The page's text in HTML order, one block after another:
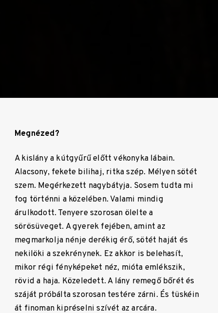
Megnézed?
A kislány a kútgyűrű előtt vékonyka lábain.
Alacsony, fekete bilihaj, ritka szép. Mélyen sötét
szem. Megérkezett nagybátyja. Sosem tudta mi
fog történni a közelében. Valami mindig
árulkodott. Tenyere szorosan ölelte a
sörösüveget. A gyerek fejében, amint az
megmarkolja nénje derékig érő, sötét haját és
nekilöki a szekrénynek. Ez akkor is belehasít,
mikor régi fényképeket néz, mióta emlékszik,
rövid a haja. Közeledett. A lány remegő bőrét és
száját próbálta szorosan testére zárni. És tüskéin
át finoman kipréselni szívét az arcára.